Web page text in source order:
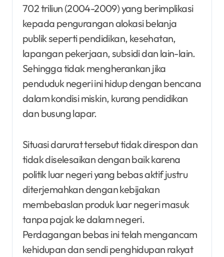
702 triliun (2004-2009) yang berimplikasi
kepada pengurangan alokasi belanja
publik seperti pendidikan, kesehatan,
lapangan pekerjaan, subsidi dan lain-lain.
Sehingga tidak mengherankan jika
penduduk negeri ini hidup dengan bencana
dalam kondisi miskin, kurang pendidikan
dan busung lapar.
Situasi darurat tersebut tidak direspon dan
tidak diselesaikan dengan baik karena
politik luar negeri yang bebas aktif justru
diterjemahkan dengan kebijakan
membebaslan produk luar negeri masuk
tanpa pajak ke dalam negeri.
Perdagangan bebas ini telah mengancam
kehidupan dan sendi penghidupan rakyat